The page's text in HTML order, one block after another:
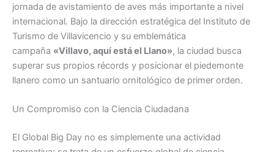
jornada de avistamiento de aves más importante a nivel
internacional. Bajo la dirección estratégica del Instituto de
Turismo de Villavicencio y su emblemática
campaña «Villavo, aquí está el Llano», la ciudad busca
superar sus propios récords y posicionar el piedemonte
llanero como un santuario ornitológico de primer orden.
Un Compromiso con la Ciencia Ciudadana
El Global Big Day no es simplemente una actividad